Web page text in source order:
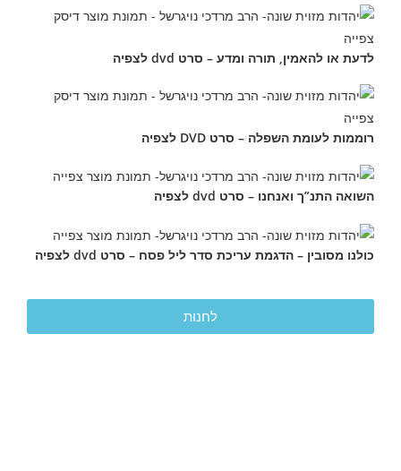
לדעת או להאמין, תורה ומדע – סרט dvd לצפיה
רוממות לעומת השפלה – סרט DVD לצפיה
השואה התנ”ך ואנחנו – סרט dvd לצפיה
כולנו מסובין – הדגמת עריכת סדר ליל פסח – סרט dvd לצפיה
לחנות